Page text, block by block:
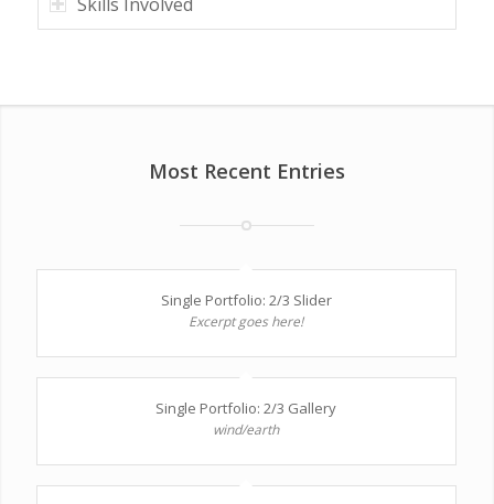
Most Recent Entries
Single Portfolio: 2/3 Slider
Excerpt goes here!
Single Portfolio: 2/3 Gallery
wind/earth